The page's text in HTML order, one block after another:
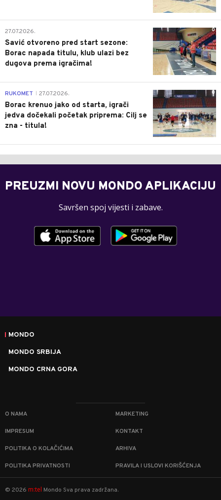
0
27.07.2026.
Savić otvoreno pred start sezone:
Borac napada titulu, klub ulazi bez
dugova prema igračima!
0
RUKOMET 27.07.2026.
Borac krenuo jako od starta, igrači
jedva dočekali početak priprema: Cilj se
zna - titula!
PREUZMI NOVU MONDO APLIKACIJU
Savršen spoj vijesti i zabave.
MONDO
MONDO SRBIJA
MONDO CRNA GORA
O NAMA MARKETING
IMPRESUM KONTAKT
POLITIKA O KOLAČIĆIMA ARHIVA
POLITIKA PRIVATNOSTI PRAVILA I USLOVI KORIŠĆENJA
© 2026 m:tel Mondo Sva prava zadržana.